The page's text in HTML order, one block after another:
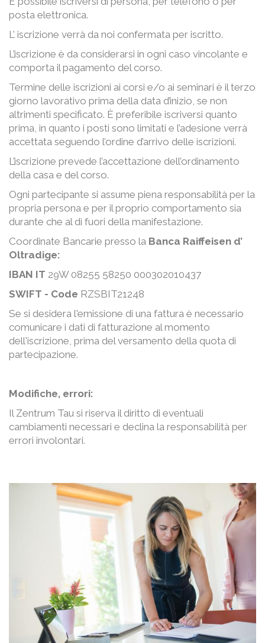
posta elettronica.
L’ iscrizione verrà da noi confermata per iscritto.
L’iscrizione è da considerarsi in ogni caso vincolante e
comporta il pagamento del corso.
Termine delle iscrizioni ai corsi e/o ai seminari è il terzo
giorno lavorativo prima della data d’inizio, se non
altrimenti specificato. È preferibile iscriversi quanto
prima, in quanto i posti sono limitati e l’adesione verrà
accettata seguendo l’ordine d’arrivo delle iscrizioni.
L’iscrizione prevede l’accettazione dell’ordinamento
della casa e del corso.
Ogni partecipante si assume piena responsabilità per la
propria persona e per il proprio comportamento sia
durante che al di fuori della manifestazione.
Coordinate Bancarie presso la Banca Raiffeisen d’
Oltradige:
IBAN IT 29W 08255 58250 000302010437
SWIFT - Code RZSBIT21248
Se si desidera l'emissione di una fattura è necessario
comunicare i dati di fatturazione al momento
dell'iscrizione, prima del versamento della quota di
partecipazione.
Modifiche, errori:
Il Zentrum Tau si riserva il diritto di eventuali
cambiamenti necessari e declina la responsabilità per
errori involontari.